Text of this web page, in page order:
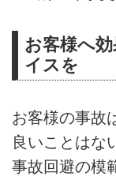
お客様へ
イスを
お客様の事故
良いことはな
事故回避の模